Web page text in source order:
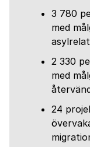
3 780
med
2 330
med
24